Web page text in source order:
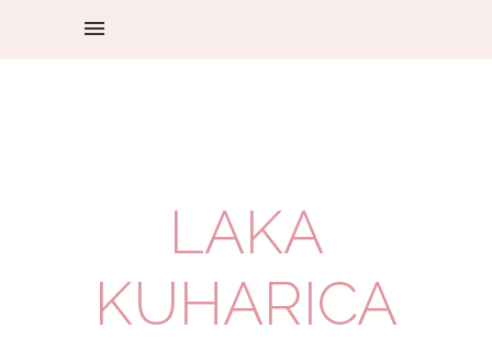
LAKA
KUHARICA